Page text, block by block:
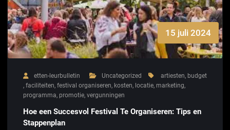
15 juli 2024
etten-leurbulletin Uncategorized artiesten, budget
, faciliteiten, festival organiseren, kosten, locatie, marketing,
programma, promotie, vergunningen
Hoe een Succesvol Festival Te Organiseren: Tips en
Stappenplan